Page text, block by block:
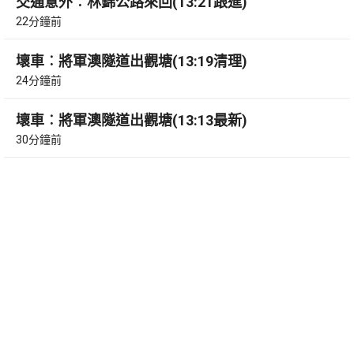
22分鐘前
壞車︰將軍澳隧道出觀塘(13:19清理)
24分鐘前
壞車︰將軍澳隧道出觀塘(13:13最新)
30分鐘前